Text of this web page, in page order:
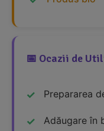
📅 Ocazii de
Prepararea
Adăugare în